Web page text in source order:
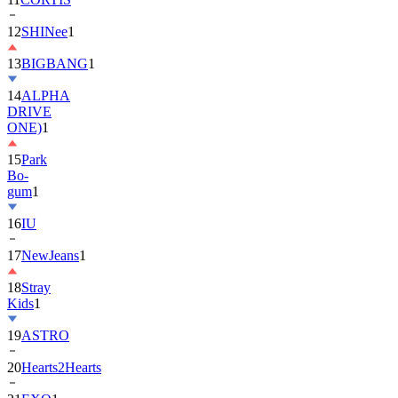
12SHINee1
13BIGBANG1
14ALPHA
DRIVE
ONE)1
15Park
Bo-
gum1
16IU
17NewJeans1
18Stray
Kids1
19ASTRO
20Hearts2Hearts